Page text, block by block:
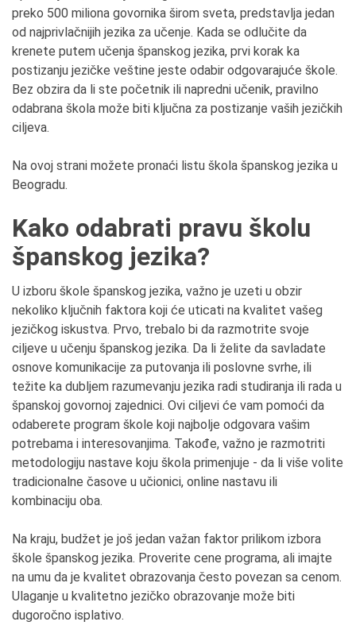
preko 500 miliona govornika širom sveta, predstavlja jedan
od najprivlačnijih jezika za učenje. Kada se odlučite da
krenete putem učenja španskog jezika, prvi korak ka
postizanju jezičke veštine jeste odabir odgovarajuće škole.
Bez obzira da li ste početnik ili napredni učenik, pravilno
odabrana škola može biti ključna za postizanje vaših jezičkih
ciljeva.
Na ovoj strani možete pronaći listu škola španskog jezika u
Beogradu.
Kako odabrati pravu školu
španskog jezika?
U izboru škole španskog jezika, važno je uzeti u obzir
nekoliko ključnih faktora koji će uticati na kvalitet vašeg
jezičkog iskustva. Prvo, trebalo bi da razmotrite svoje
ciljeve u učenju španskog jezika. Da li želite da savladate
osnove komunikacije za putovanja ili poslovne svrhe, ili
težite ka dubljem razumevanju jezika radi studiranja ili rada u
španskoj govornoj zajednici. Ovi ciljevi će vam pomoći da
odaberete program škole koji najbolje odgovara vašim
potrebama i interesovanjima. Takođe, važno je razmotriti
metodologiju nastave koju škola primenjuje - da li više volite
tradicionalne časove u učionici, online nastavu ili
kombinaciju oba.
Na kraju, budžet je još jedan važan faktor prilikom izbora
škole španskog jezika. Proverite cene programa, ali imajte
na umu da je kvalitet obrazovanja često povezan sa cenom.
Ulaganje u kvalitetno jezičko obrazovanje može biti
dugoročno isplativo.